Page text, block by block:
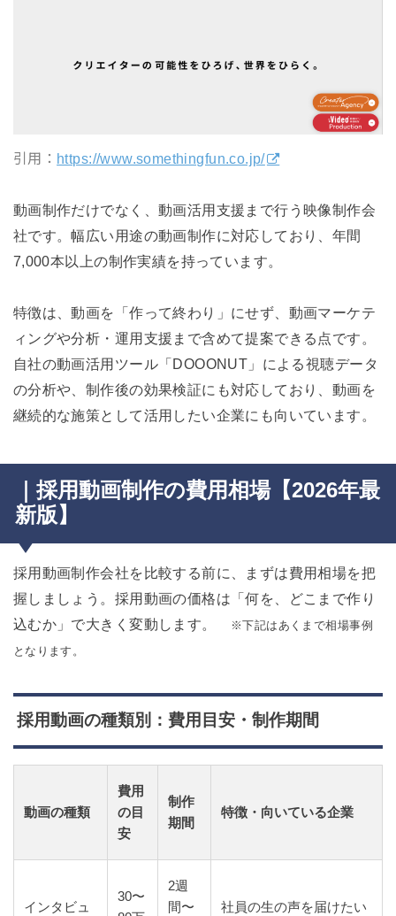
引用： https://www.somethingfun.co.jp/
動画制作だけでなく、動画活用支援まで行う映像制作会
社です。幅広い用途の動画制作に対応しており、年間
7,000本以上の制作実績を持っています。
特徴は、動画を「作って終わり」にせず、動画マーケテ
ィングや分析・運用支援まで含めて提案できる点です。
自社の動画活用ツール「DOOONUT」による視聴データ
の分析や、制作後の効果検証にも対応しており、動画を
継続的な施策として活用したい企業にも向いています。
｜採用動画制作の費用相場【2026年最
新版】
採用動画制作会社を比較する前に、まずは費用相場を把
握しましょう。採用動画の価格は「何を、どこまで作り
込むか」で大きく変動します。
※下記はあくまで相場事例
となります。
採用動画の種類別：費用目安・制作期間
動画の種類
費用
の目
安
制作
期間
特徴・向いている企業
インタビュ
30〜
2週
間〜
社員の生の声を届けたい